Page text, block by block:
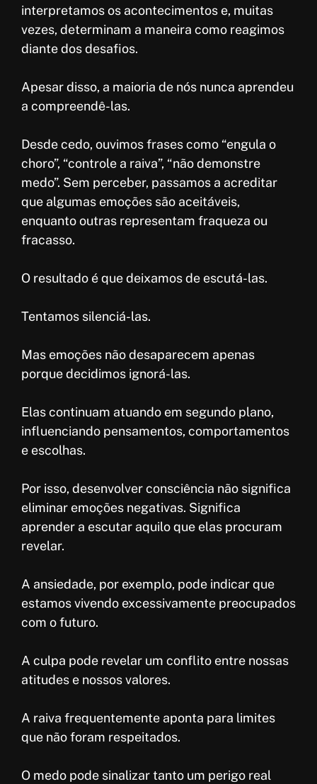
interpretamos os acontecimentos e, muitas
vezes, determinam a maneira como reagimos
diante dos desafios.
Apesar disso, a maioria de nós nunca aprendeu
a compreendê-las.
Desde cedo, ouvimos frases como “engula o
choro”, “controle a raiva”, “não demonstre
medo”. Sem perceber, passamos a acreditar
que algumas emoções são aceitáveis,
enquanto outras representam fraqueza ou
fracasso.
O resultado é que deixamos de escutá-las.
Tentamos silenciá-las.
Mas emoções não desaparecem apenas
porque decidimos ignorá-las.
Elas continuam atuando em segundo plano,
influenciando pensamentos, comportamentos
e escolhas.
Por isso, desenvolver consciência não significa
eliminar emoções negativas. Significa
aprender a escutar aquilo que elas procuram
revelar.
A ansiedade, por exemplo, pode indicar que
estamos vivendo excessivamente preocupados
com o futuro.
A culpa pode revelar um conflito entre nossas
atitudes e nossos valores.
A raiva frequentemente aponta para limites
que não foram respeitados.
O medo pode sinalizar tanto um perigo real